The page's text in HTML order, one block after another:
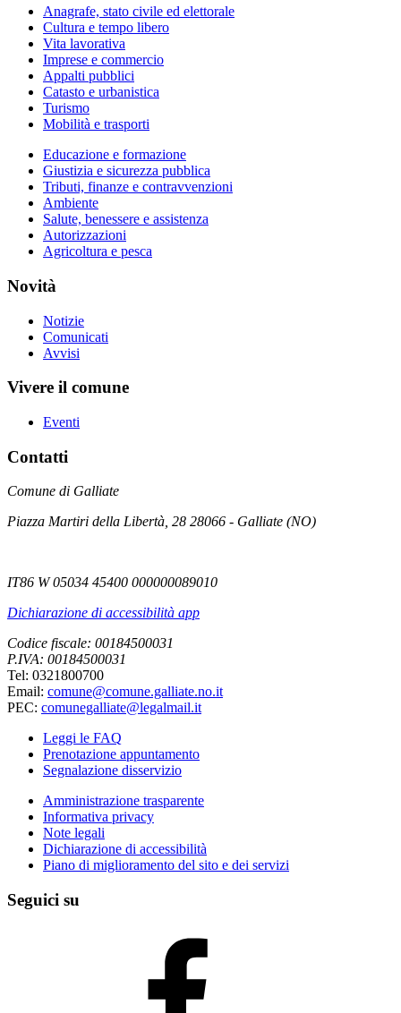
Anagrafe, stato civile ed elettorale
Cultura e tempo libero
Vita lavorativa
Imprese e commercio
Appalti pubblici
Catasto e urbanistica
Turismo
Mobilità e trasporti
Educazione e formazione
Giustizia e sicurezza pubblica
Tributi, finanze e contravvenzioni
Ambiente
Salute, benessere e assistenza
Autorizzazioni
Agricoltura e pesca
Novità
Notizie
Comunicati
Avvisi
Vivere il comune
Eventi
Contatti
Comune di Galliate
Piazza Martiri della Libertà, 28 28066 - Galliate (NO)
IT86 W 05034 45400 000000089010
Dichiarazione di accessibilità app
Codice fiscale: 00184500031
P.IVA: 00184500031
Tel: 0321800700
Email: comune@comune.galliate.no.it
PEC: comunegalliate@legalmail.it
Leggi le FAQ
Prenotazione appuntamento
Segnalazione disservizio
Amministrazione trasparente
Informativa privacy
Note legali
Dichiarazione di accessibilità
Piano di miglioramento del sito e dei servizi
Seguici su